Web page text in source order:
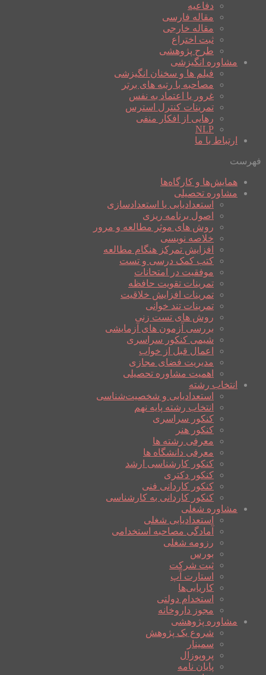
دفاعیه
مقاله فارسی
مقاله خارجی
ثبت اختراع
طرح پژوهشی
مشاوره انگیزشی
فیلم ها و سخنان انگیزشی
مصاحبه با رتبه های برتر
غرور یا اعتماد به نفس
تمرینات کنترل استرس
رهایی از افکار منفی
NLP
ارتباط با ما
فهرست
همایش‌ها و کارگاه‌ها
مشاوره تحصیلی
استعدادیابی یا استعدادسازی
اصول برنامه ریزی
روش های موثر مطالعه و مرور
خلاصه نویسی
افزایش تمرکز هنگام مطالعه
کتب کمک درسی و تست
موفقیت در امتحانات
تمرینات تقویت حافظه
تمرینات افزایش خلاقیت
تمرینات تند خوانی
روش های تست زنی
بررسی آزمون های آزمایشی
شیمی کنکور سراسری
اعمال قبل از خواب
مدیریت فضای مجازی
اهمیت مشاوره تحصیلی
انتخاب رشته
استعدادیابی و شخصیت‌شناسی
انتخاب رشته پایه نهم
کنکور سراسری
کنکور هنر
معرفی رشته ها
معرفی دانشگاه ها
کنکور کارشناسی ارشد
کنکور دکتری
کنکور کاردانی فنی
کنکور کاردانی به کارشناسی
مشاوره شغلی
استعدادیابی شغلی
آمادگی مصاحبه استخدامی
رزومه شغلی
بورس
ثبت شرکت
استارت آپ
کاریابی‌ها
استخدام دولتی
مجوز داروخانه
مشاوره پژوهشی
شروع یک پژوهش
سمینار
پروپوزال
پایان نامه